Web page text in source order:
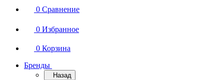
0 Сравнение
0 Избранное
0 Корзина
Бренды
Назад